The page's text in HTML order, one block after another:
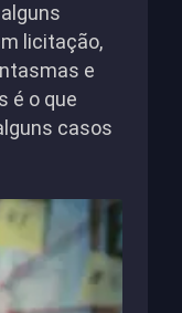
licitação,
e
é o que
casos